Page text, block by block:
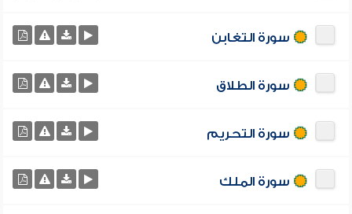
سورة التغابن
سورة الطلاق
سورة التحريم
سورة الملك